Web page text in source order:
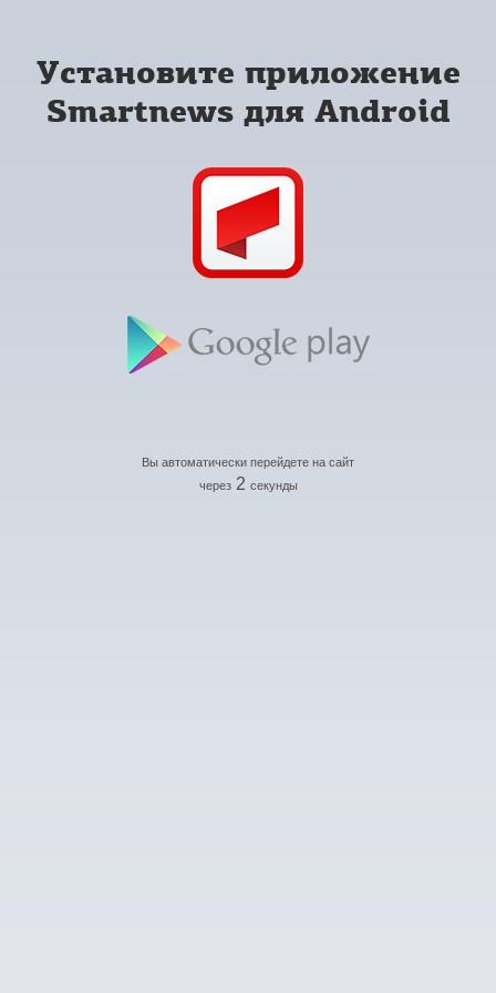
Установите приложение
Smartnews для Android
Вы автоматически перейдете на сайт
через 2 секунды